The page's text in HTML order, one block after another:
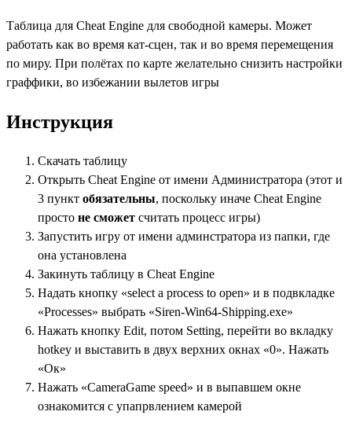
Таблица для Cheat Engine для свободной камеры. Может
работать как во время кат-сцен, так и во время перемещения
по миру. При полётах по карте желательно снизить настройки
граффики, во избежании вылетов игры
Инструкция
Скачать таблицу
Открыть Cheat Engine от имени Администратора (этот и
3 пункт обязательны, поскольку иначе Cheat Engine
просто не сможет считать процесс игры)
Запустить игру от имени админстратора из папки, где
она установлена
Закинуть таблицу в Cheat Engine
Надать кнопку «select a process to open» и в подвкладке
«Processes» выбрать «Siren-Win64-Shipping.exe»
Нажать кнопку Edit, потом Setting, перейти во вкладку
hotkey и выставить в двух верхних окнах «0». Нажать
«Ок»
Нажать «CameraGame speed» и в выпавшем окне
ознакомится с упапрвлением камерой